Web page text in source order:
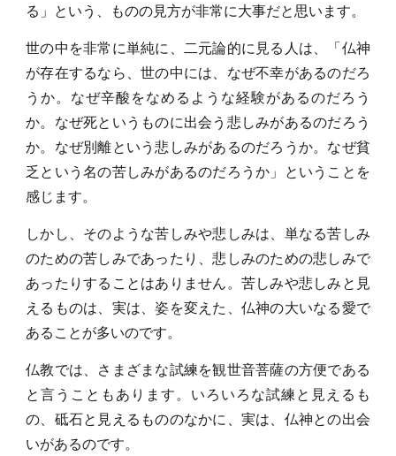
る」という、ものの見方が非常に大事だと思います。
世の中を非常に単純に、二元論的に見る人は、「仏神
が存在するなら、世の中には、なぜ不幸があるのだろ
うか。なぜ辛酸をなめるような経験があるのだろう
か。なぜ死というものに出会う悲しみがあるのだろう
か。なぜ別離という悲しみがあるのだろうか。なぜ貧
乏という名の苦しみがあるのだろうか」ということを
感じます。
しかし、そのような苦しみや悲しみは、単なる苦しみ
のための苦しみであったり、悲しみのための悲しみで
あったりすることはありません。苦しみや悲しみと見
えるものは、実は、姿を変えた、仏神の大いなる愛で
あることが多いのです。
仏教では、さまざまな試練を観世音菩薩の方便である
と言うこともあります。いろいろな試練と見えるも
の、砥石と見えるもののなかに、実は、仏神との出会
いがあるのです。